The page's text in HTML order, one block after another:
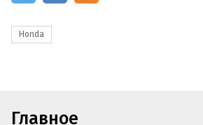
Honda
Главное